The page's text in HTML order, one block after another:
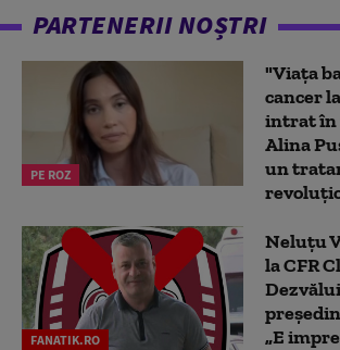
PARTENERII NOȘTRI
PE ROZ
"Viața
cancer
intrat în
Alina
un
FANATIK.RO
Neluțu
la CFR
„E